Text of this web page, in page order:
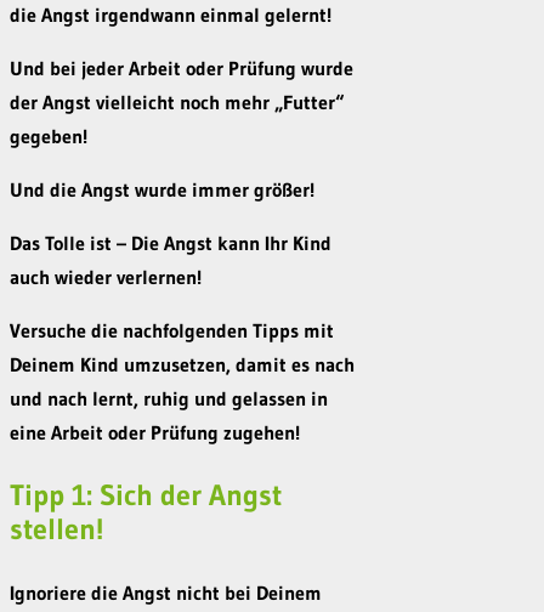
die Angst irgendwann einmal gelernt!
Und bei jeder Arbeit oder Prüfung wurde
der Angst vielleicht noch mehr „Futter“
gegeben!
Und die Angst wurde immer größer!
Das Tolle ist – Die Angst kann Ihr Kind
auch wieder verlernen!
Versuche die nachfolgenden Tipps mit
Deinem Kind umzusetzen, damit es nach
und nach lernt, ruhig und gelassen in
eine Arbeit oder Prüfung zugehen!
Tipp 1: Sich der Angst
stellen!
Ignoriere die Angst nicht bei Deinem